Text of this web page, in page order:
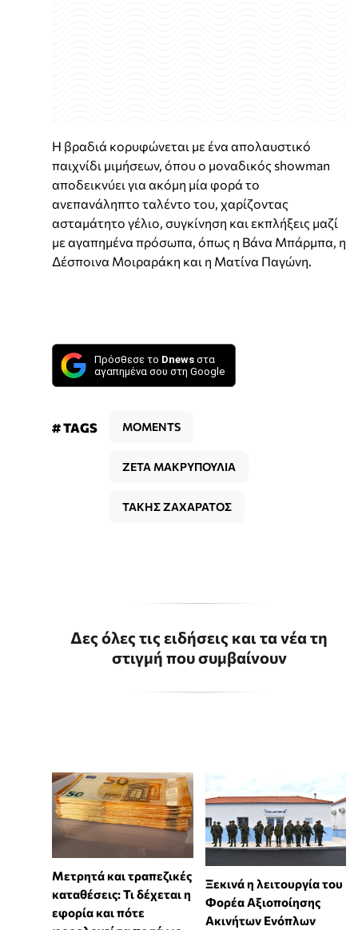
Η βραδιά κορυφώνεται με ένα απολαυστικό
παιχνίδι μιμήσεων, όπου ο μοναδικός showman
αποδεικνύει για ακόμη μία φορά το
ανεπανάληπτο ταλέντο του, χαρίζοντας
ασταμάτητο γέλιο, συγκίνηση και εκπλήξεις μαζί
με αγαπημένα πρόσωπα, όπως η Βάνα Μπάρμπα, η
Δέσποινα Μοιραράκη και η Ματίνα Παγώνη.
Πρόσθεσε το Dnews στα
αγαπημένα σου στη Google
# TAGS MOMENTS
ΖΕΤΑ ΜΑΚΡΥΠΟΥΛΙΑ
ΤΑΚΗΣ ΖΑΧΑΡΑΤΟΣ
Δες όλες τις ειδήσεις και τα νέα τη
στιγμή που συμβαίνουν
Μετρητά και τραπεζικές
καταθέσεις: Τι δέχεται η
εφορία και πότε
Ξεκινά η λειτουργία του
Φορέα Αξιοποίησης
Ακινήτων Ενόπλων